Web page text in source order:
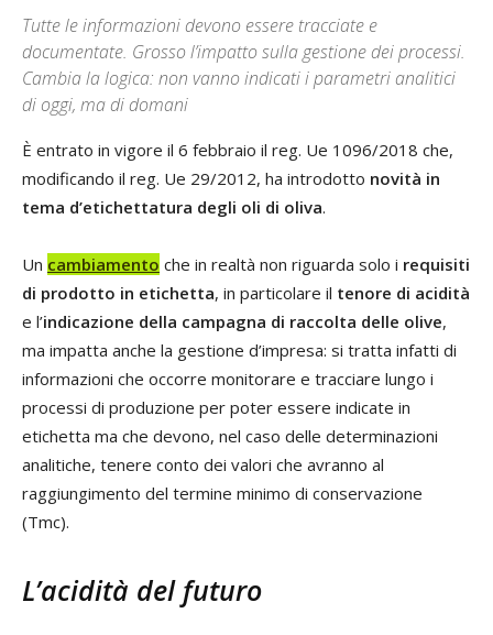
Tutte le informazioni devono essere tracciate e
documentate. Grosso l’impatto sulla gestione dei processi.
Cambia la logica: non vanno indicati i parametri analitici
di oggi, ma di domani
È entrato in vigore il 6 febbraio il reg. Ue 1096/2018 che,
modificando il reg. Ue 29/2012, ha introdotto novità in
tema d’etichettatura degli oli di oliva.
Un cambiamento che in realtà non riguarda solo i requisiti
di prodotto in etichetta, in particolare il tenore di acidità
e l’indicazione della campagna di raccolta delle olive,
ma impatta anche la gestione d’impresa: si tratta infatti di
informazioni che occorre monitorare e tracciare lungo i
processi di produzione per poter essere indicate in
etichetta ma che devono, nel caso delle determinazioni
analitiche, tenere conto dei valori che avranno al
raggiungimento del termine minimo di conservazione
(Tmc).
L’acidità del futuro